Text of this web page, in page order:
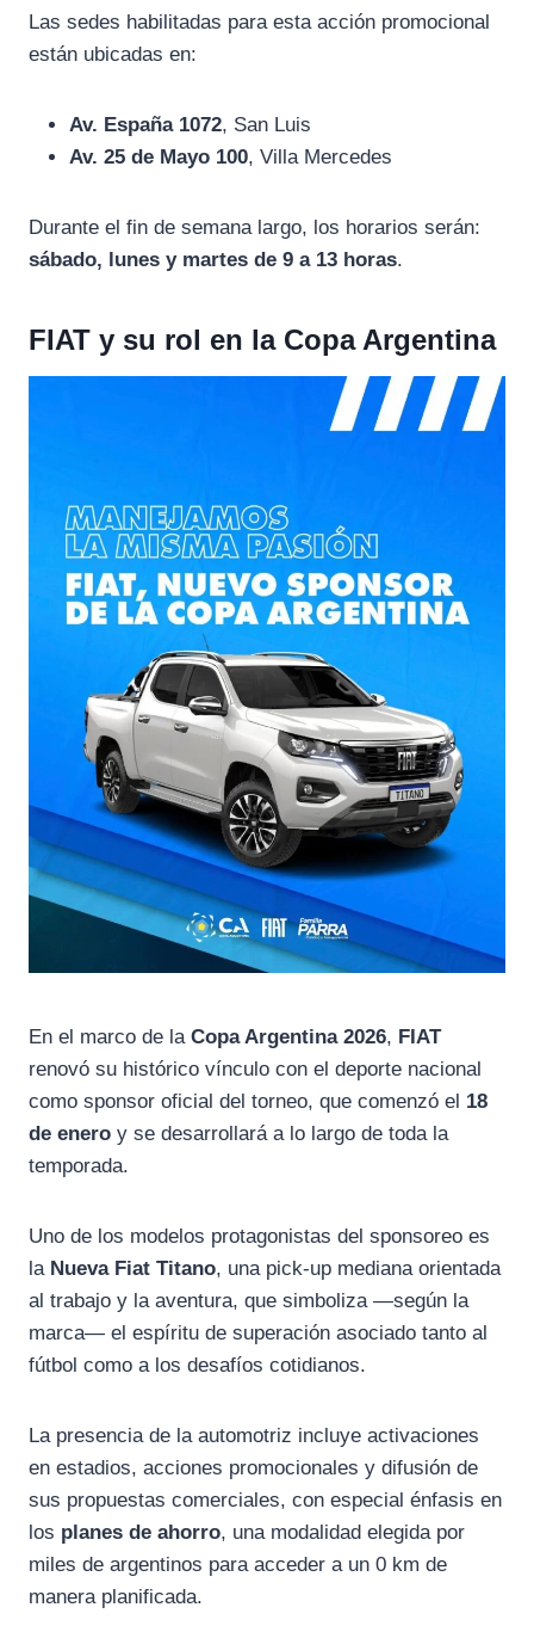
Las sedes habilitadas para esta acción promocional
están ubicadas en:
Av. España 1072, San Luis
Av. 25 de Mayo 100, Villa Mercedes
Durante el fin de semana largo, los horarios serán:
sábado, lunes y martes de 9 a 13 horas.
FIAT y su rol en la Copa Argentina
En el marco de la Copa Argentina 2026, FIAT
renovó su histórico vínculo con el deporte nacional
como sponsor oficial del torneo, que comenzó el 18
de enero y se desarrollará a lo largo de toda la
temporada.
Uno de los modelos protagonistas del sponsoreo es
la Nueva Fiat Titano, una pick-up mediana orientada
al trabajo y la aventura, que simboliza —según la
marca— el espíritu de superación asociado tanto al
fútbol como a los desafíos cotidianos.
La presencia de la automotriz incluye activaciones
en estadios, acciones promocionales y difusión de
sus propuestas comerciales, con especial énfasis en
los planes de ahorro, una modalidad elegida por
miles de argentinos para acceder a un 0 km de
manera planificada.